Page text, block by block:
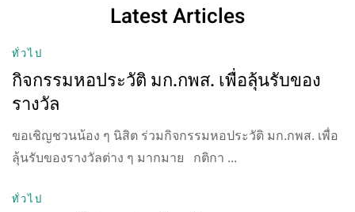
Latest Articles
ทั่วไป
กิจกรรมหอประวัติ มก.กพส. เพื่อลุ้นรับของ
รางวัล
ขอเชิญชวนน้อง ๆ นิสิต ร่วมกิจกรรมหอประวัติ มก.กพส. เพื่อ
ลุ้นรับของรางวัลต่าง ๆ มากมาย กติกา ...
ทั่วไป